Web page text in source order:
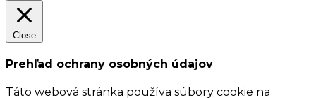
Close
Prehľad ochrany osobných údajov
Táto webová stránka používa súbory cookie na